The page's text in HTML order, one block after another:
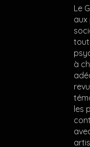
Le
aux
à
les